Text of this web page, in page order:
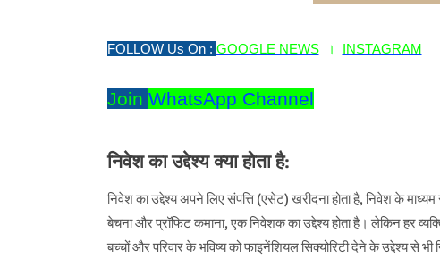
FOLLOW Us On : GOOGLE NEWS। INSTAGRAM
Join WhatsApp Channel
निवेश का उद्देश्य क्या होता है:
निवेश का उद्देश्य अपने लिए संपत्ति (एसेट) खरीदना होता है, निवेश के
बेचना और प्रॉफिट कमाना, एक निवेशक का उद्देश्य होता है। लेकिन हर
बच्चों और परिवार के भविष्य को फाइनेंशियल सिक्योरिटी देने के उद्देश्य से